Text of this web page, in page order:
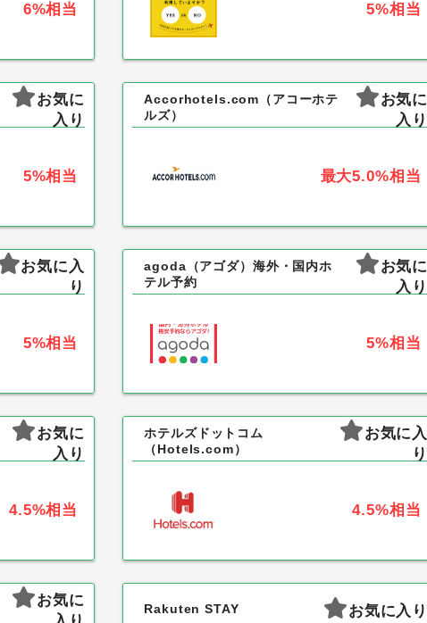
6%相当 5%相当
お気に
入り
5%相当
Accorhotels.com（アコーホテ
ルズ）
お気に
入り
最大5.0%相当
お気に入
り
5%相当
agoda（アゴダ）海外・国内ホ
テル予約
お気に
入り
5%相当
お気に
入り
4.5%相当
ホテルズドットコム
（Hotels.com）
お気に入
り
4.5%相当
お気に
Rakuten STAY お気に入り